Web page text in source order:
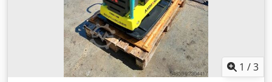
1 /3